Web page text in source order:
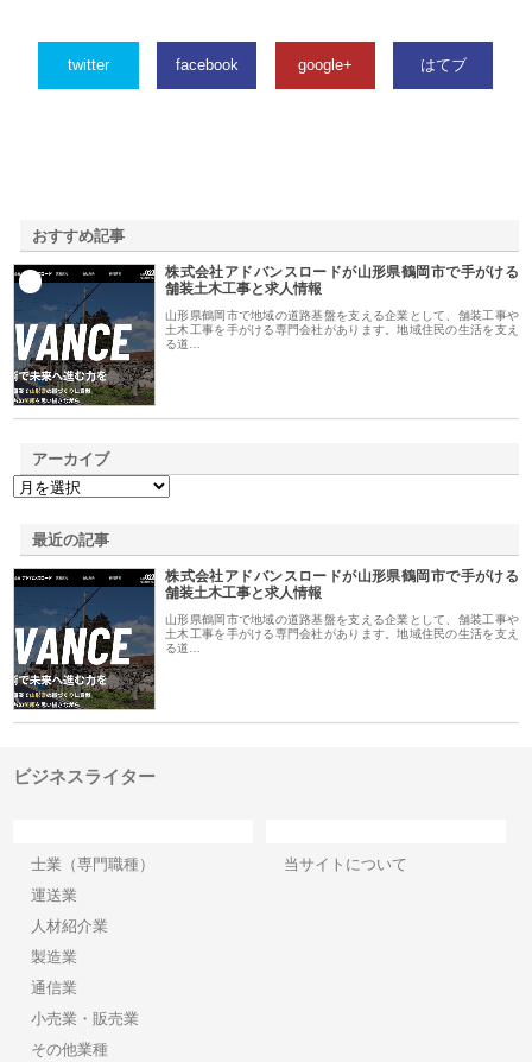
twitter facebook google+ はてブ
おすすめ記事
株式会社アドバンスロードが山形県鶴岡市で手がける
舗装土木工事と求人情報
山形県鶴岡市で地域の道路基盤を支える企業として、舗装工事や
土木工事を手がける専門会社があります。地域住民の生活を支え
る道…
アーカイブ
最近の記事
株式会社アドバンスロードが山形県鶴岡市で手がける
舗装土木工事と求人情報
山形県鶴岡市で地域の道路基盤を支える企業として、舗装工事や
土木工事を手がける専門会社があります。地域住民の生活を支え
る道…
ビジネスライター
士業（専門職種）
運送業
人材紹介業
製造業
通信業
小売業・販売業
その他業種
当サイトについて